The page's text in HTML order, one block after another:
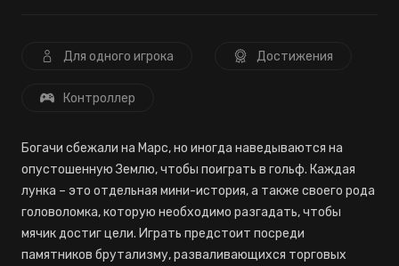
Для одного игрока Достижения
Контроллер
Богачи сбежали на Марс, но иногда наведываются на
опустошенную Землю, чтобы поиграть в гольф. Каждая
лунка – это отдельная мини-история, а также своего рода
головоломка, которую необходимо разгадать, чтобы
мячик достиг цели. Играть предстоит посреди
памятников брутализму, разваливающихся торговых